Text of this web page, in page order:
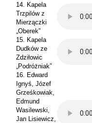
14. Kapela
Trzpilów z
Mierzączki
„Oberek”
15. Kapela
Dudków ze
Zdziłowic
„Podróżniak”
16. Edward
Ignyś, Józef
Grześkowiak,
Edmund
Wasilewski,
Jan Lisiewicz,